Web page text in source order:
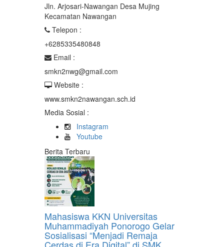
Jln. Arjosari-Nawangan Desa Mujing
Kecamatan Nawangan
Telepon :
+6285335480848
Email :
smkn2nwg@gmail.com
Website :
www.smkn2nawangan.sch.id
Media Sosial :
Instagram
Youtube
Berita Terbaru
Mahasiswa KKN Universitas
Muhammadiyah Ponorogo Gelar
Sosialisasi “Menjadi Remaja
Cerdas di Era Digital” di SMK